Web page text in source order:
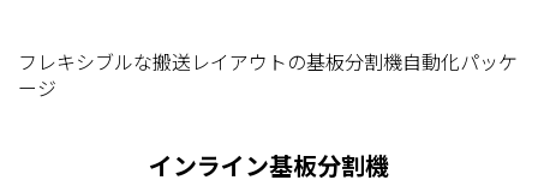
フレキシブルな搬送レイアウトの基板分割機自動化パッケ
ージ
インライン基板分割機